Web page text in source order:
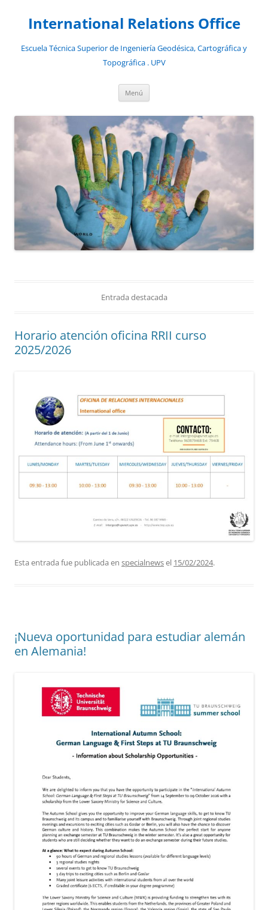
contenido
International Relations Office
Escuela Técnica Superior de Ingeniería Geodésica, Cartográfica y
Topográfica . UPV
Menú
Entrada destacada
Horario atención oficina RRII curso
2025/2026
Esta entrada fue publicada en specialnewsel 15/02/2024.
¡Nueva oportunidad para estudiar alemán
en Alemania!